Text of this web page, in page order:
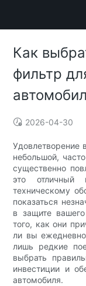
Как
фильтр
2026-04-30
Удовлетворение
небольшой,
существенно
это отличный
техническому
показаться
в защите
того, как они
ли вы
лишь редкие
выбрать
инвестиции и
автомобиля.